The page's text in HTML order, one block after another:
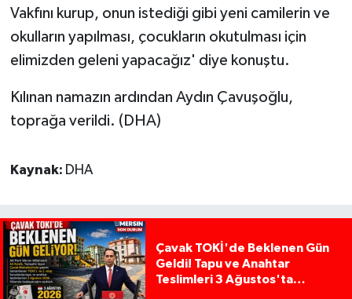
Vakfını kurup, onun istediği gibi yeni camilerin ve
okulların yapılması, çocukların okutulması için
elimizden geleni yapacağız' diye konuştu.
Kılınan namazın ardından Aydın Çavuşoğlu,
toprağa verildi. (DHA)
Kaynak: DHA
Çavak TOKİ'de Beklenen Gün
Geldi! Tapu ve Anahtar
Teslimleri 3 Ağustos'ta